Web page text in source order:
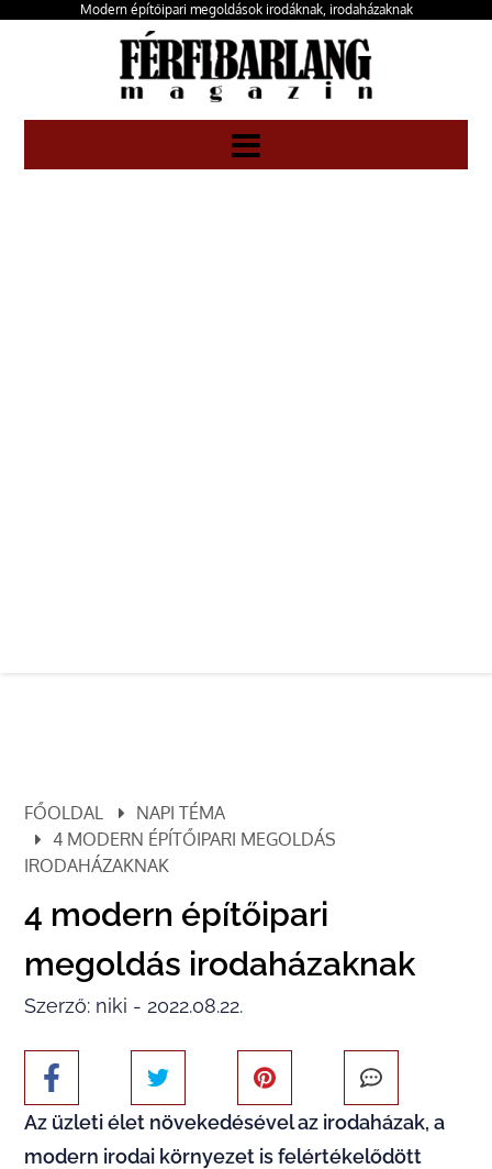
Modern építőipari megoldások irodáknak, irodaházaknak
FŐOLDAL
NAPI TÉMA
4 MODERN ÉPÍTŐIPARI MEGOLDÁS
IRODAHÁZAKNAK
4 modern építőipari
megoldás irodaházaknak
Szerző: niki - 2022.08.22.
Az üzleti élet növekedésével az irodaházak, a
modern irodai környezet is felértékelődött